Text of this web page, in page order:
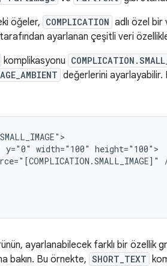
öğeler, COMPLICATION adlı özel bir
ayarlanan çeşitli veri
komplikasyonu
değerlerini ayarlayabilir.
y="0" width="100"
ayarlanabilecek farklı bir özellik
bakın. Bu örnekte, SHORT_TEXT